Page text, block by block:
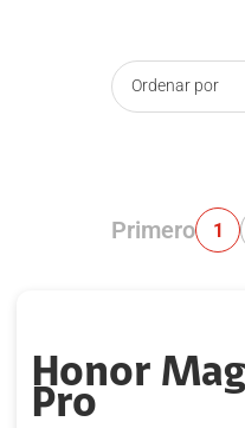
Ordenar por
Primero 1
Honor
Pro